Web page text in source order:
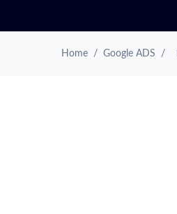
Home / Google ADS /